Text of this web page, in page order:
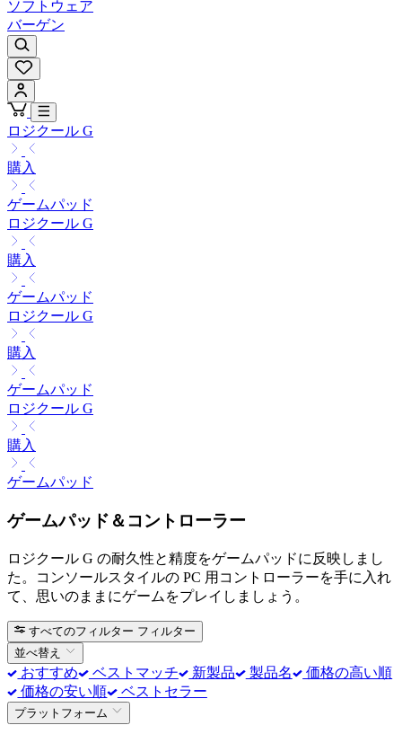
ソフトウェア
バーゲン
ロジクール G
購入
ゲームパッド
ロジクール G
購入
ゲームパッド
ロジクール G
購入
ゲームパッド
ロジクール G
購入
ゲームパッド
ゲームパッド＆コントローラー
ロジクール G の耐久性と精度をゲームパッドに反映しまし
た。コンソールスタイルの PC 用コントローラーを手に入れ
て、思いのままにゲームをプレイしましょう。
すべてのフィルター フィルター
並べ替え
おすすめ ベストマッチ 新製品 製品名
価格の高い順
価格の安い順
ベストセラー
プラットフォーム